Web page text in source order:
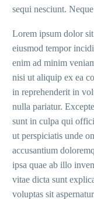
sequi nesciunt.
Lorem ipsum dolor
eiusmod tempor
enim ad minim
nisi ut aliquip ex ea
in reprehenderit in
nulla pariatur.
sunt in culpa qui
ut perspiciatis unde
accusantium
ipsa quae ab illo
vitae dicta sunt
voluptas sit